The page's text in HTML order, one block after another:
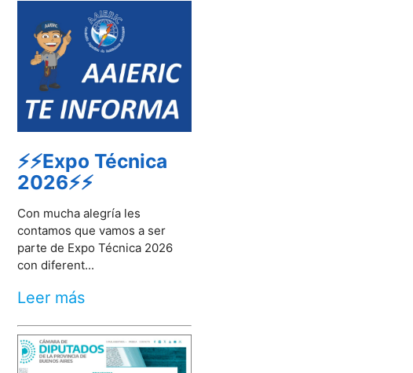
⚡⚡Expo Técnica
2026⚡⚡
Con mucha alegría les
contamos que vamos a ser
parte de Expo Técnica 2026
con diferent...
Leer más